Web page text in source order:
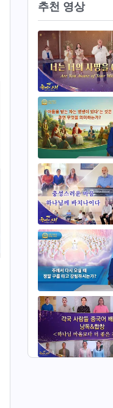
9:39
14:08
6:18
10:54
8:07
13:22
추천 영상